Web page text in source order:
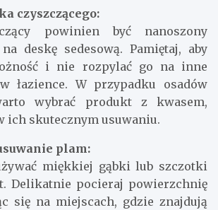
czyszczącego:
powinien być nanoszony
deskę sedesową. Pamiętaj, aby
i nie rozpylać go na inne
łazience. W przypadku osadów
wybrać produkt z kwasem,
ich skutecznym usuwaniu.
plam:
miękkiej gąbki lub szczotki
Delikatnie pocieraj powierzchnię
się na miejscach, gdzie znajdują